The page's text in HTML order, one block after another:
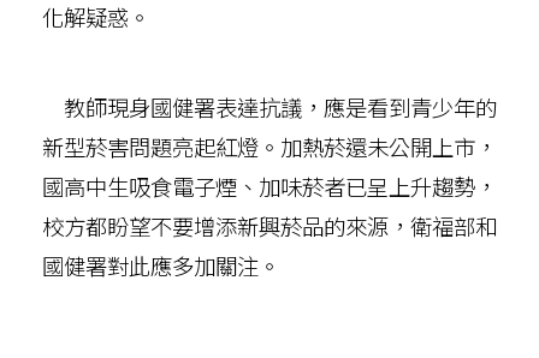
化解疑惑。
教師現身國健署表達抗議，應是看到青少年的
新型菸害問題亮起紅燈。加熱菸還未公開上市，
國高中生吸食電子煙、加味菸者已呈上升趨勢，
校方都盼望不要增添新興菸品的來源，衛福部和
國健署對此應多加關注。